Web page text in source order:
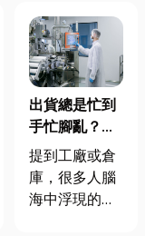
出貨總是忙到
手忙腳亂？包
裝自動化其實
沒有你想像中
那麼遙遠！
提到工廠或倉
庫，很多人腦
海中浮現的畫